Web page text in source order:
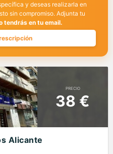
y deseas realizarla en
sin compromiso. Adjunta tu
tendrás en tu email.
PRECIO
38 €
Alicante